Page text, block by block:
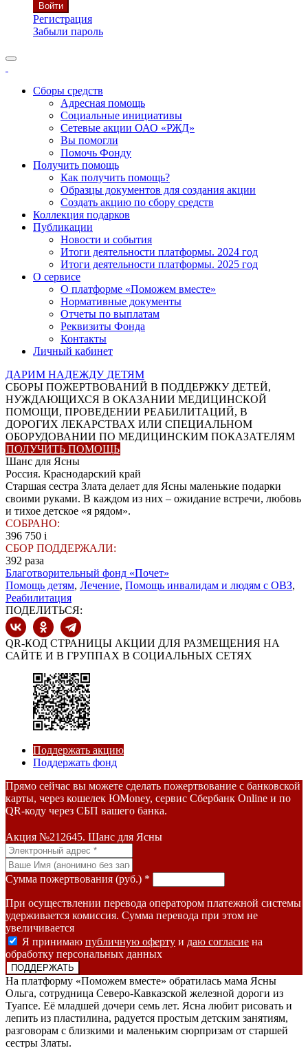
Войти
Регистрация
Забыли пароль
Сборы средств
Адресная помощь
Социальные инициативы
Сетевые акции ОАО «РЖД»
Вы помогли
Помочь Фонду
Получить помощь
Как получить помощь?
Образцы документов для создания акции
Создать акцию по сбору средств
Коллекция подарков
Публикации
Новости и события
Итоги деятельности платформы. 2024 год
Итоги деятельности платформы. 2025 год
О сервисе
О платформе «Поможем вместе»
Нормативные документы
Отчеты по выплатам
Реквизиты Фонда
Контакты
Личный кабинет
ДАРИМ НАДЕЖДУ ДЕТЯМ
СБОРЫ ПОЖЕРТВОВАНИЙ В ПОДДЕРЖКУ ДЕТЕЙ,
НУЖДАЮЩИХСЯ В ОКАЗАНИИ МЕДИЦИНСКОЙ
ПОМОЩИ, ПРОВЕДЕНИИ РЕАБИЛИТАЦИЙ, В
ДОРОГИХ ЛЕКАРСТВАХ ИЛИ СПЕЦИАЛЬНОМ
ОБОРУДОВАНИИ ПО МЕДИЦИНСКИМ ПОКАЗАТЕЛЯМ
ПОЛУЧИТЬ ПОМОЩЬ
Шанс для Ясны
Россия. Краснодарский край
Старшая сестра Злата делает для Ясны маленькие подарки
своими руками. В каждом из них – ожидание встречи, любовь
и тихое детское «я рядом».
СОБРАНО:
396 750 i
СБОР ПОДДЕРЖАЛИ:
392 раза
Благотворительный фонд «Почет»
Помощь детям, Лечение, Помощь инвалидам и людям с ОВЗ,
Реабилитация
ПОДЕЛИТЬСЯ:
QR-КОД СТРАНИЦЫ АКЦИИ ДЛЯ РАЗМЕЩЕНИЯ НА
САЙТЕ И В ГРУППАХ В СОЦИАЛЬНЫХ СЕТЯХ
Поддержать акцию
Поддержать фонд
Прямо сейчас вы можете сделать пожертвование с банковской
карты, через кошелек ЮMoney, сервис Сбербанк Online и по
QR-коду через СБП вашего банка.
Акция №212645. Шанс для Ясны
Сумма пожертвования (руб.) *
При осуществлении перевода оператором платежной системы
удерживается комиссия. Сумма перевода при этом не
увеличивается
Я принимаю публичную оферту и даю согласие на
обработку персональных данных
На платформу «Поможем вместе» обратилась мама Ясны
Ольга, сотрудница Северо-Кавказской железной дороги из
Туапсе. Её младшей дочери семь лет. Ясна любит рисовать и
лепить из пластилина, радуется простым детским занятиям,
разговорам с близкими и маленьким сюрпризам от старшей
сестры Златы.